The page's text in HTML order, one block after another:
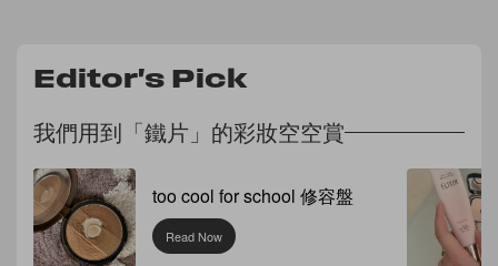
Editor's Pick
我們用到「鐵片」的彩妝空空賞
too cool for school 修容盤
Read Now